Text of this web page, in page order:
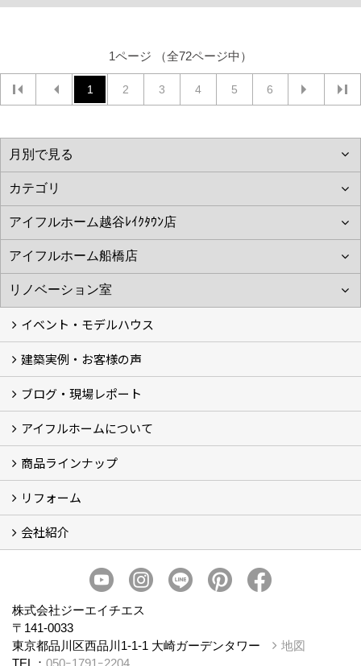
1ページ （全72ページ中）
1 2 3 4 5 6
イベント・モデルハウス
イベント
モデルハウス見学
建築実例・お客様の声
建築実例
お客様の声
ブログ・現場レポート
ブログ
現場レポート
アイフルホームについて
アイフルホームについて (5)
商品ラインナップ
商品ラインナップ
リフォーム
まるごと断熱リフォーム
イベント情報
施工事例
会社紹介
スタッフ紹介
個人情報保護方針
株式会社ジーエイチエス
〒141-0033
東京都品川区西品川1-1-1 大崎ガーデンタワー
地図
TEL： 050ｰ1791ｰ2204